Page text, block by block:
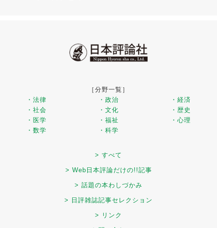
［分野一覧］
・法律
・政治
・経済
・社会
・文化
・歴史
・医学
・福祉
・心理
・数学
・科学
> すべて
> Web日本評論だけの!!記事
> 話題の本わしづかみ
> 日評雑誌記事セレクション
> リンク